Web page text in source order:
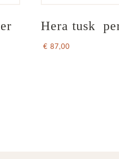
Hera tusk
€ 87,00